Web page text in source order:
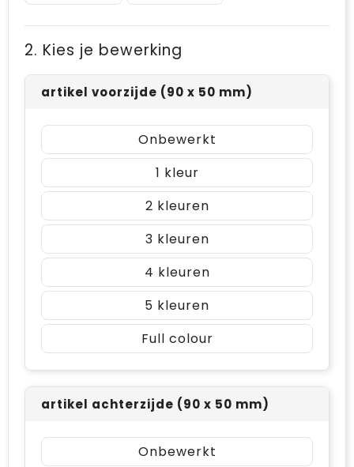
2. Kies je bewerking
artikel voorzijde (90 x 50 mm)
Onbewerkt
1
2
3
4
5
Full colour
artikel achterzijde (90 x 50 mm)
Onbewerkt